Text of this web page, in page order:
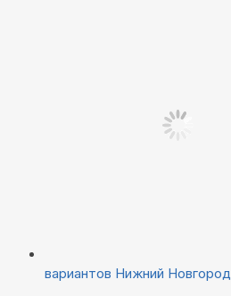
вариантов Нижний Новгород